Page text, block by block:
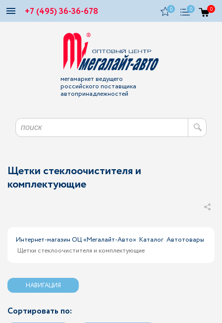
+7 (495) 36-36-678 0 0 0
мегамаркет ведущего
российского поставщика
автопринадлежностей
Щетки стеклоочистителя и
комплектующие
Интернет-магазин ОЦ «Мегалайт-Авто» Каталог Автотовары
Щетки стеклоочистителя и комплектующие
НАВИГАЦИЯ
Сортировать по: